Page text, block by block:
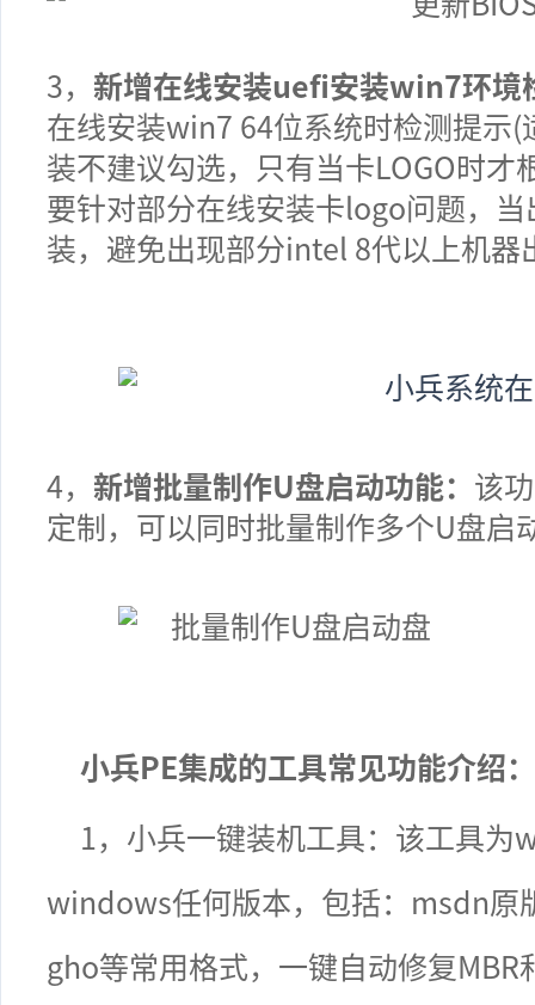
3， 新增在线安装uefi安装win7环境
在线安装win7 64位系统时检测提示
装不建议勾选，只有当卡LOGO时
要针对部分在线安装卡logo问题，
装，避免出现部分intel 8代以上机
4， 新增批量制作U盘启动功能： 该
定制，可以同时批量制作多个U盘启
小兵PE集成的工具常见功能介绍：
1，小兵一键装机工具：该工具为
windows任何版本，包括： msdn原
gho等常用格式，一键自动修复MBR